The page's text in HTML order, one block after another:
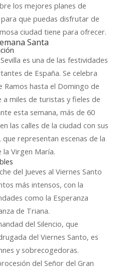
los mejores planes de
que puedas disfrutar de
ciudad tiene para ofrecer.
Santa
es una de las festividades
de España. Se celebra
Ramos hasta el Domingo de
a miles de turistas y fieles de
esta semana, más de 60
las calles de la ciudad con sus
representan escenas de la
la Virgen María.
del Jueves al Viernes Santo
más intensos, con la
como la Esperanza
de Triana.
del Silencio, que
del Viernes Santo, es
y sobrecogedoras.
del Señor del Gran